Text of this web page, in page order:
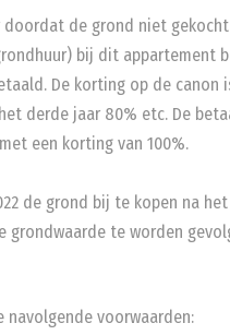
doordat de grond niet
bij dit appartement
De korting op de canon
derde jaar 80% etc. De
een korting van 100%.
de grond bij te kopen na
grondwaarde te worden
navolgende voorwaarden: